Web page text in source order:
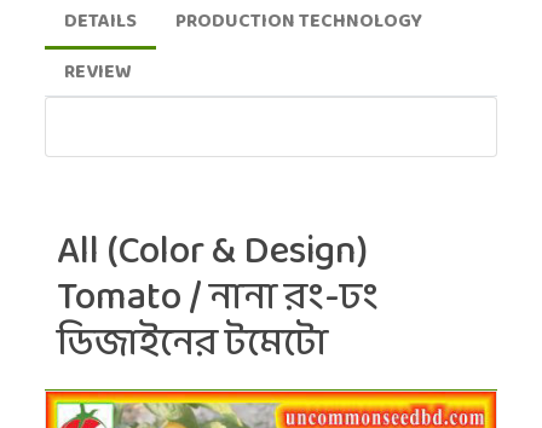
DETAILS
PRODUCTION TECHNOLOGY
REVIEW
All (Color & Design)
Tomato / নানা রং-ঢং
ডিজাইনের টমেটো